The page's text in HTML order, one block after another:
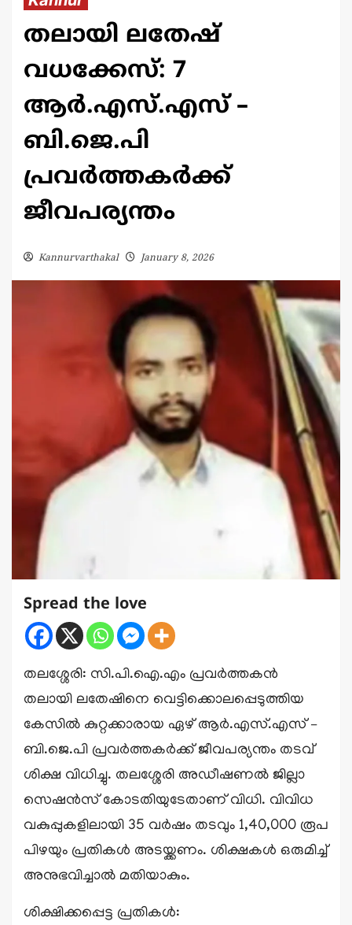
തലായി ലതേഷ്
വധക്കേസ്: 7
ആർ.എസ്.എസ് –
ബി.ജെ.പി
പ്രവർത്തകർക്ക്
ജീവപര്യന്തം
Kannurvarthakal January 8, 2026
Spread the love
തലശ്ശേരി: സി.പി.ഐ.എം പ്രവർത്തകൻ
തലായി ലതേഷിനെ വെട്ടിക്കൊലപ്പെടുത്തിയ
കേസിൽ കുറ്റക്കാരായ ഏഴ് ആർ.എസ്.എസ് –
ബി.ജെ.പി പ്രവർത്തകർക്ക് ജീവപര്യന്തം തടവ്
ശിക്ഷ വിധിച്ചു. തലശ്ശേരി അഡീഷണൽ ജില്ലാ
സെഷൻസ് കോടതിയുടേതാണ് വിധി. വിവിധ
വകുപ്പുകളിലായി 35 വർഷം തടവും 1,40,000 രൂപ
പിഴയും പ്രതികൾ അടയ്ക്കണം. ശിക്ഷകൾ ഒരുമിച്ച്
അനുഭവിച്ചാൽ മതിയാകും.
ശിക്ഷിക്കപ്പെട്ട പ്രതികൾ: